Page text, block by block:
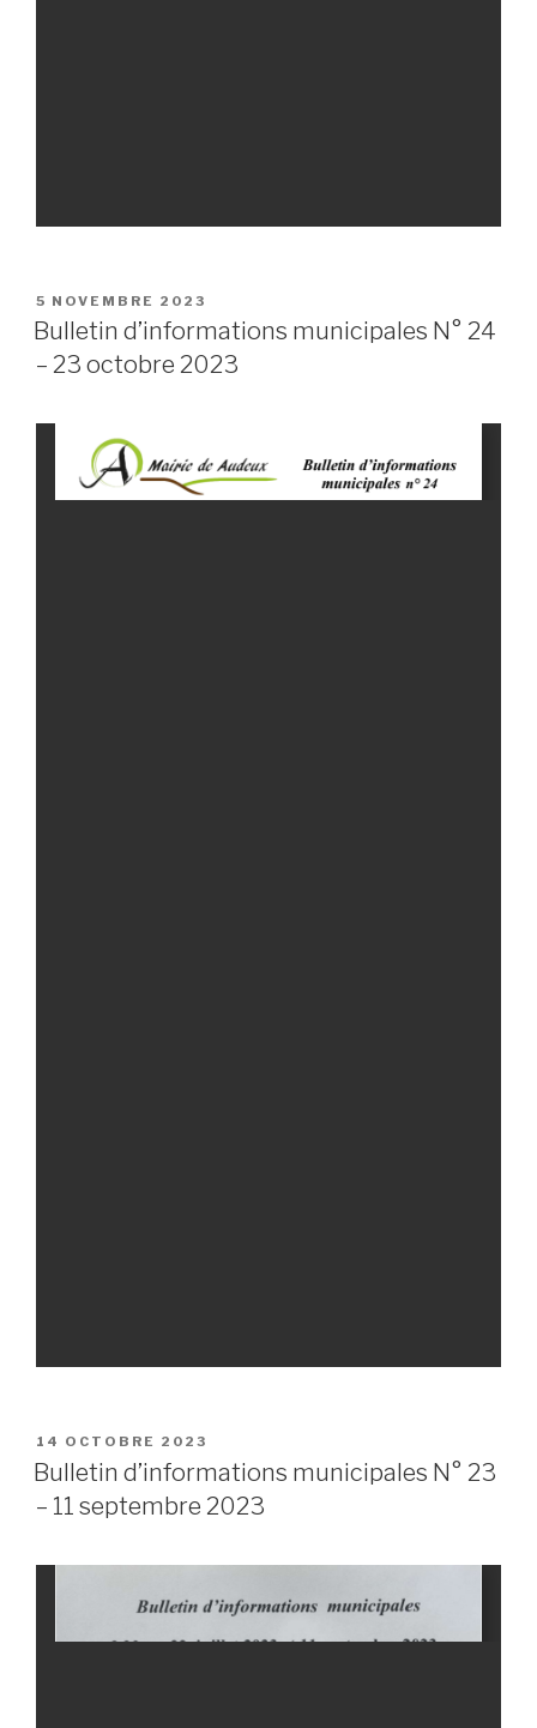
PUBLIÉ
LE
5 NOVEMBRE 2023
Bulletin d’informations municipales N° 24
– 23 octobre 2023
PUBLIÉ
LE
14 OCTOBRE 2023
Bulletin d’informations municipales N° 23
– 11 septembre 2023